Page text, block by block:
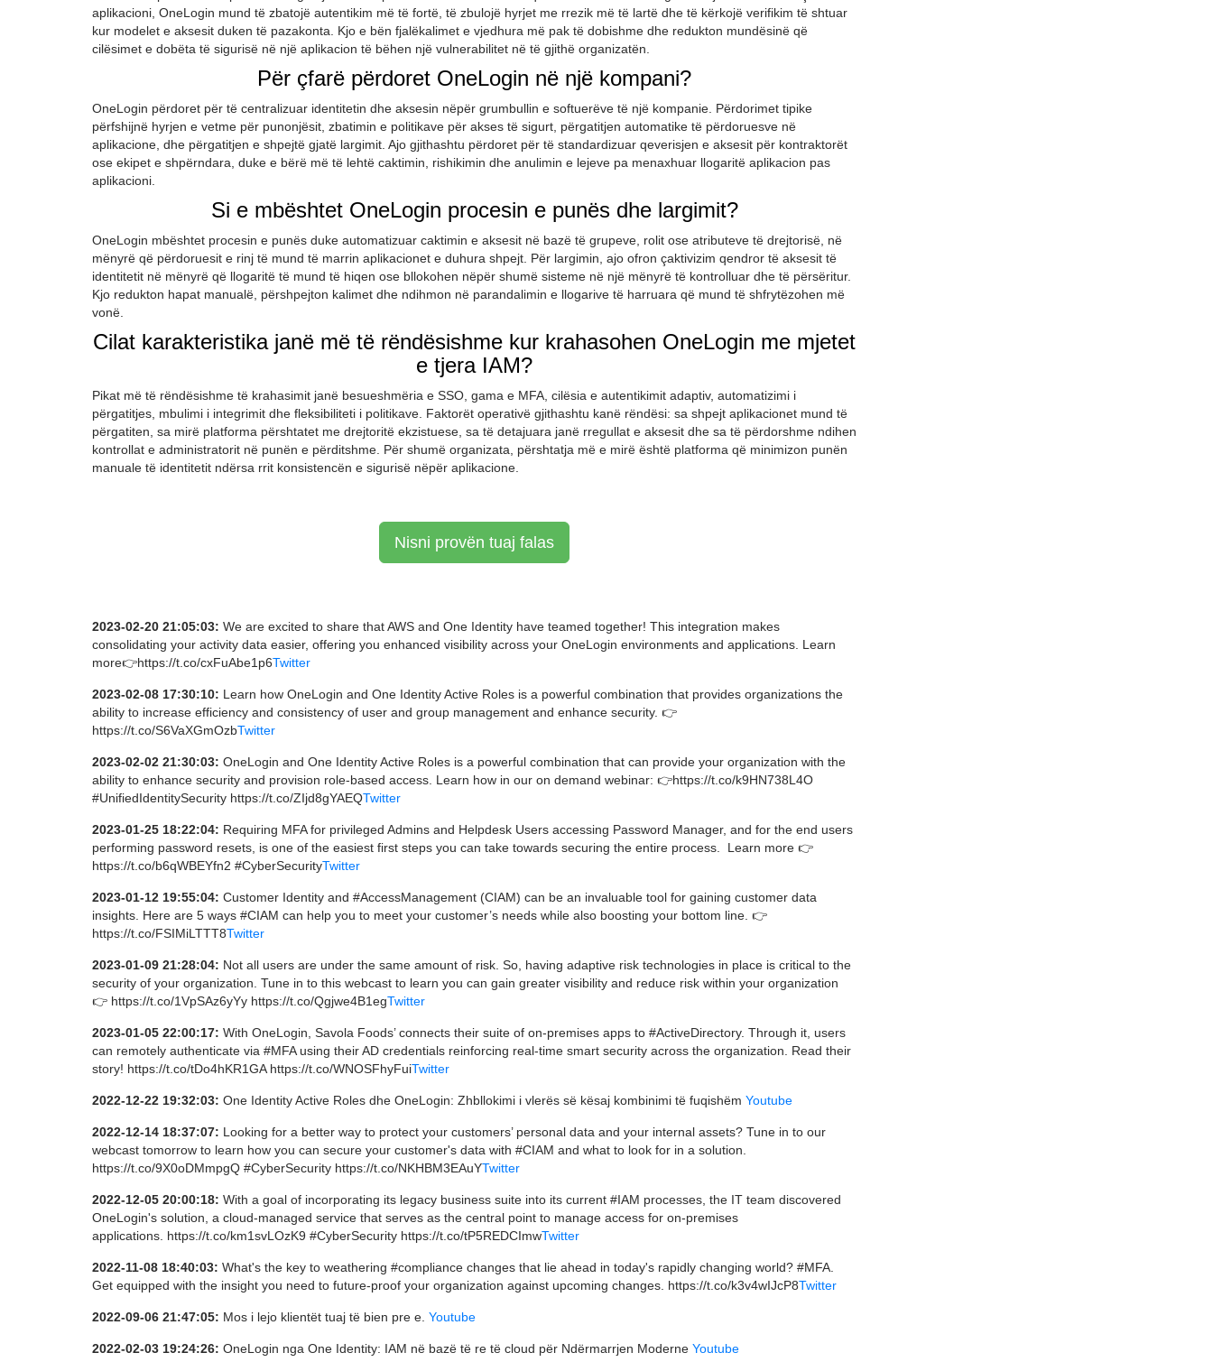
aplikacioni, OneLogin mund të zbatojë autentikim më të fortë, të zbulojë hyrjet me rrezik më të lartë dhe të kërkojë verifikim të shtuar
kur modelet e aksesit duken të pazakonta. Kjo e bën fjalëkalimet e vjedhura më pak të dobishme dhe redukton mundësinë që
cilësimet e dobëta të sigurisë në një aplikacion të bëhen një vulnerabilitet në të gjithë organizatën.
Për çfarë përdoret OneLogin në një kompani?
OneLogin përdoret për të centralizuar identitetin dhe aksesin nëpër grumbullin e softuerëve të një kompanie. Përdorimet tipike
përfshijnë hyrjen e vetme për punonjësit, zbatimin e politikave për akses të sigurt, përgatitjen automatike të përdoruesve në
aplikacione, dhe përgatitjen e shpejtë gjatë largimit. Ajo gjithashtu përdoret për të standardizuar qeverisjen e aksesit për kontraktorët
ose ekipet e shpërndara, duke e bërë më të lehtë caktimin, rishikimin dhe anulimin e lejeve pa menaxhuar llogaritë aplikacion pas
aplikacioni.
Si e mbështet OneLogin procesin e punës dhe largimit?
OneLogin mbështet procesin e punës duke automatizuar caktimin e aksesit në bazë të grupeve, rolit ose atributeve të drejtorisë, në
mënyrë që përdoruesit e rinj të mund të marrin aplikacionet e duhura shpejt. Për largimin, ajo ofron çaktivizim qendror të aksesit të
identitetit në mënyrë që llogaritë të mund të hiqen ose bllokohen nëpër shumë sisteme në një mënyrë të kontrolluar dhe të përsëritur.
Kjo redukton hapat manualë, përshpejton kalimet dhe ndihmon në parandalimin e llogarive të harruara që mund të shfrytëzohen më
vonë.
Cilat karakteristika janë më të rëndësishme kur krahasohen OneLogin me mjetet
e tjera IAM?
Pikat më të rëndësishme të krahasimit janë besueshmëria e SSO, gama e MFA, cilësia e autentikimit adaptiv, automatizimi i
përgatitjes, mbulimi i integrimit dhe fleksibiliteti i politikave. Faktorët operativë gjithashtu kanë rëndësi: sa shpejt aplikacionet mund të
përgatiten, sa mirë platforma përshtatet me drejtoritë ekzistuese, sa të detajuara janë rregullat e aksesit dhe sa të përdorshme ndihen
kontrollat e administratorit në punën e përditshme. Për shumë organizata, përshtatja më e mirë është platforma që minimizon punën
manuale të identitetit ndërsa rrit konsistencën e sigurisë nëpër aplikacione.
Nisni provën tuaj falas
2023-02-20 21:05:03: We are excited to share that AWS and One Identity have teamed together! This integration makes
consolidating your activity data easier, offering you enhanced visibility across your OneLogin environments and applications. Learn
more👉https://t.co/cxFuAbe1p6Twitter
2023-02-08 17:30:10: Learn how OneLogin and One Identity Active Roles is a powerful combination that provides organizations the
ability to increase efficiency and consistency of user and group management and enhance security. 👉
https://t.co/S6VaXGmOzbTwitter
2023-02-02 21:30:03: OneLogin and One Identity Active Roles is a powerful combination that can provide your organization with the
ability to enhance security and provision role-based access. Learn how in our on demand webinar: 👉https://t.co/k9HN738L4O
#UnifiedIdentitySecurity https://t.co/ZIjd8gYAEQTwitter
2023-01-25 18:22:04: Requiring MFA for privileged Admins and Helpdesk Users accessing Password Manager, and for the end users
performing password resets, is one of the easiest first steps you can take towards securing the entire process. Learn more 👉
https://t.co/b6qWBEYfn2 #CyberSecurityTwitter
2023-01-12 19:55:04: Customer Identity and #AccessManagement (CIAM) can be an invaluable tool for gaining customer data
insights. Here are 5 ways #CIAM can help you to meet your customer’s needs while also boosting your bottom line. 👉
https://t.co/FSIMiLTTT8Twitter
2023-01-09 21:28:04: Not all users are under the same amount of risk. So, having adaptive risk technologies in place is critical to the
security of your organization. Tune in to this webcast to learn you can gain greater visibility and reduce risk within your organization
👉 https://t.co/1VpSAz6yYy https://t.co/Qgjwe4B1egTwitter
2023-01-05 22:00:17: With OneLogin, Savola Foods’ connects their suite of on-premises apps to #ActiveDirectory. Through it, users
can remotely authenticate via #MFA using their AD credentials reinforcing real-time smart security across the organization. Read their
story! https://t.co/tDo4hKR1GA https://t.co/WNOSFhyFuiTwitter
2022-12-22 19:32:03: One Identity Active Roles dhe OneLogin: Zhbllokimi i vlerës së kësaj kombinimi të fuqishëm Youtube
2022-12-14 18:37:07: Looking for a better way to protect your customers’ personal data and your internal assets? Tune in to our
webcast tomorrow to learn how you can secure your customer's data with #CIAM and what to look for in a solution.
https://t.co/9X0oDMmpgQ #CyberSecurity https://t.co/NKHBM3EAuYTwitter
2022-12-05 20:00:18: With a goal of incorporating its legacy business suite into its current #IAM processes, the IT team discovered
OneLogin's solution, a cloud-managed service that serves as the central point to manage access for on-premises
applications. https://t.co/km1svLOzK9 #CyberSecurity https://t.co/tP5REDCImwTwitter
2022-11-08 18:40:03: What's the key to weathering #compliance changes that lie ahead in today's rapidly changing world? #MFA.
Get equipped with the insight you need to future-proof your organization against upcoming changes. https://t.co/k3v4wIJcP8Twitter
2022-09-06 21:47:05: Mos i lejo klientët tuaj të bien pre e. Youtube
2022-02-03 19:24:26: OneLogin nga One Identity: IAM në bazë të re të cloud për Ndërmarrjen Moderne Youtube